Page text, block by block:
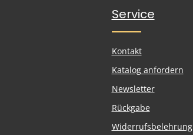
Service
Kontakt
Katalog anfordern
Newsletter
Rückgabe
Widerrufsbelehrung